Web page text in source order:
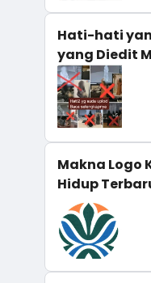
Hati-hati
yang Diedit
Makna Logo
Hidup